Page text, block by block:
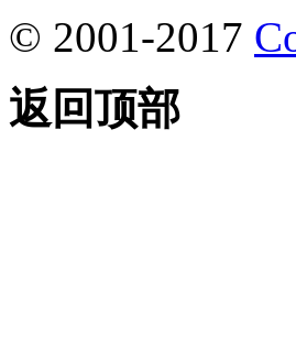
© 2001-2017
返回顶部